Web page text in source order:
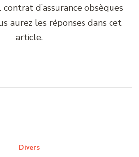
d’assurance obsèques
aurez les réponses dans cet
article.
Divers